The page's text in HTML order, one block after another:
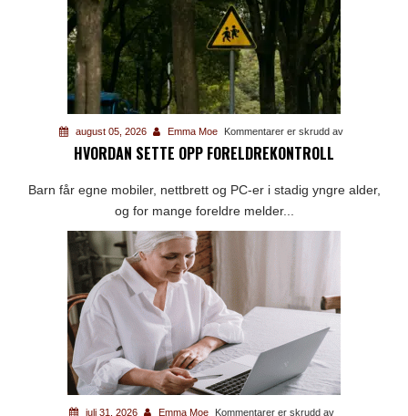
august 05, 2026 Emma Moe Kommentarer er skrudd avfor
opp
HVORDAN SETTE OPP FORELDREKONTROLL
Barn får egne mobiler, nettbrett og PC-er i stadig yngre alder,
og for mange foreldre melder...
juli 31, 2026 Emma Moe Kommentarer er skrudd avfor